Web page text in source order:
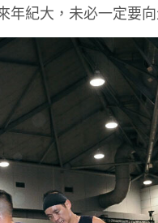
年紀大， 未必一定要